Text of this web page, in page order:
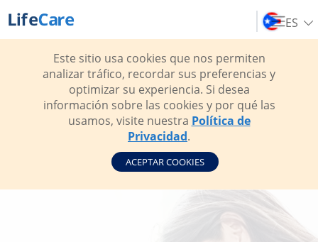
ES
Este sitio usa cookies que nos permiten
analizar tráfico, recordar sus preferencias y
optimizar su experiencia. Si desea
información sobre las cookies y por qué las
usamos, visite nuestra Política de
Privacidad.
ACEPTAR COOKIES